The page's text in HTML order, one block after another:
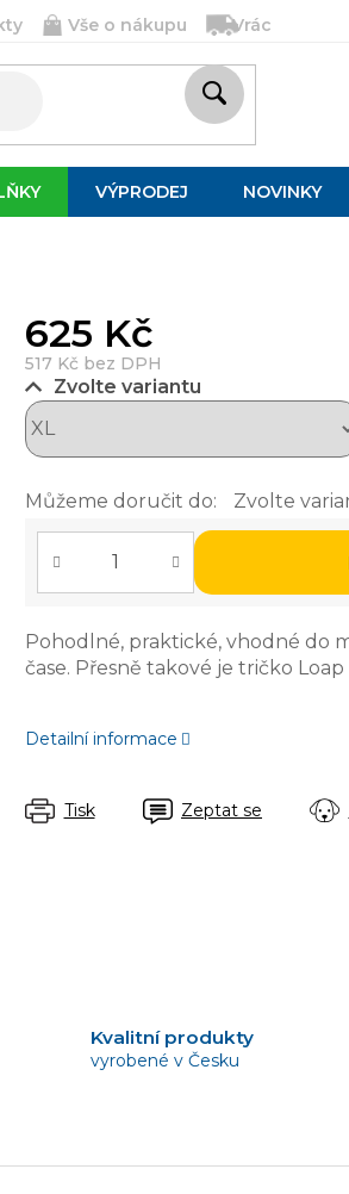
Vše o nákupu Vrácení,
VÝPRODEJ NOVINKY
625 Kč
517 Kč bez DPH
Zvolte variantu
Můžeme doručit do: Zvolte
Pohodlné, praktické, vhodné do
čase. Přesně takové je tričko
Detailní informace
Tisk Zeptat se
Kvalitní produkty
vyrobené v Česku